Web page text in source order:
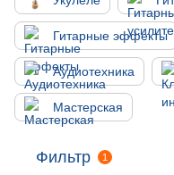
Гитарные эффекты
Аудиотехника
Мастерская
Фильтр 1